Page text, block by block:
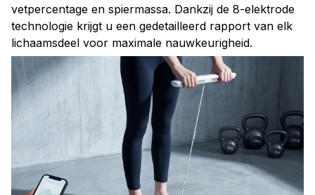
technologie krijgt u een gedetailleerd rapport van elk
lichaamsdeel voor maximale nauwkeurigheid.